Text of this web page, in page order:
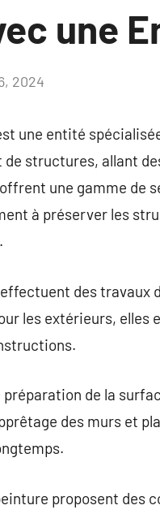
une
2024
une entité
structures, allant
une gamme de
à préserver les
des travaux
les extérieurs,
préparation de la
des murs et
proposent